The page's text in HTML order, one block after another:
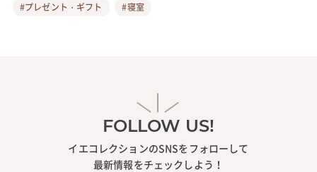
#プレゼント・ギフト
#寝室
FOLLOW US!
イエコレクションのSNSをフォローして
最新情報をチェックしよう！